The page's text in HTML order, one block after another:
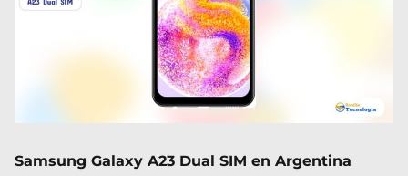
Samsung Galaxy A23 Dual SIM en Argentina